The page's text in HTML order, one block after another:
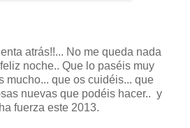
atrás!!... No me queda nada
noche.. Que lo paséis muy
mucho... que os cuidéis... que
nuevas que podéis hacer.. y
fuerza este 2013.